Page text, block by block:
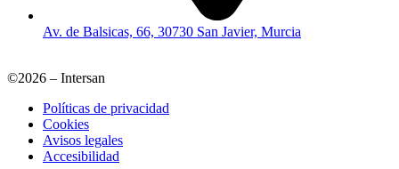
Av. de Balsicas, 66, 30730 San Javier, Murcia
©2026 – Intersan
Políticas de privacidad
Cookies
Avisos legales
Accesibilidad